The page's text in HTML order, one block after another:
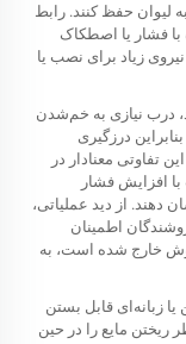
لیوان حفظ کنند. رابط
فشار یا اصطکاک
زیاد برای نصب یا
درب نیازی به خم‌شدن
درزگیری
تفاوتی معنادار در
افزایش فشار
دهند. از دید عملیاتی،
اطمینان
خارج شده است، به
زبانه‌ای قابل بستن
مایع را در حین